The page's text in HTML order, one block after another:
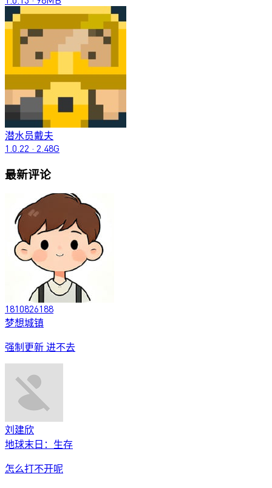
潜水员戴夫
1.0.22 · 2.48G
最新评论
1810826188
梦想城镇
强制更新 进不去
刘建欣
地球末日：生存
怎么打不开呢